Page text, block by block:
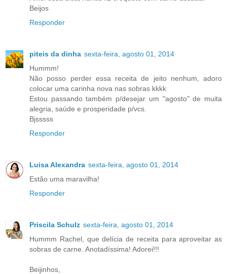
Beijos
Responder
piteis da dinha sexta-feira, agosto 01, 2014
Hummm!
Não posso perder essa receita de jeito nenhum, adoro
colocar uma carinha nova nas sobras kkkk
Estou passando também p/desejar um "agosto" de muita
alegria, saúde e prosperidade p/vcs.
Bjsssss
Responder
Luisa Alexandra sexta-feira, agosto 01, 2014
Estão uma maravilha!
Responder
Priscila Schulz sexta-feira, agosto 01, 2014
Hummm Rachel, que delícia de receita para aproveitar as
sobras de carne. Anotadíssima! Adorei!!!
Beijinhos,